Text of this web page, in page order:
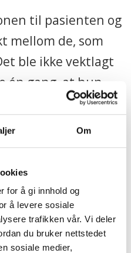
Om
for å gi innhold og
å levere sosiale
trafikken vår. Vi deler
du bruker nettstedet
sosiale medier,
tilegne seg,
opplysninger
at det er
til
av slik
hjemmel i
til pasienten og
mellom de, som
ble ikke vektlagt
én gang, at hun
og at hun
har gjort en
Rønning-Aaby.
på flere
derfor er
på om avgjørelsen
saker om